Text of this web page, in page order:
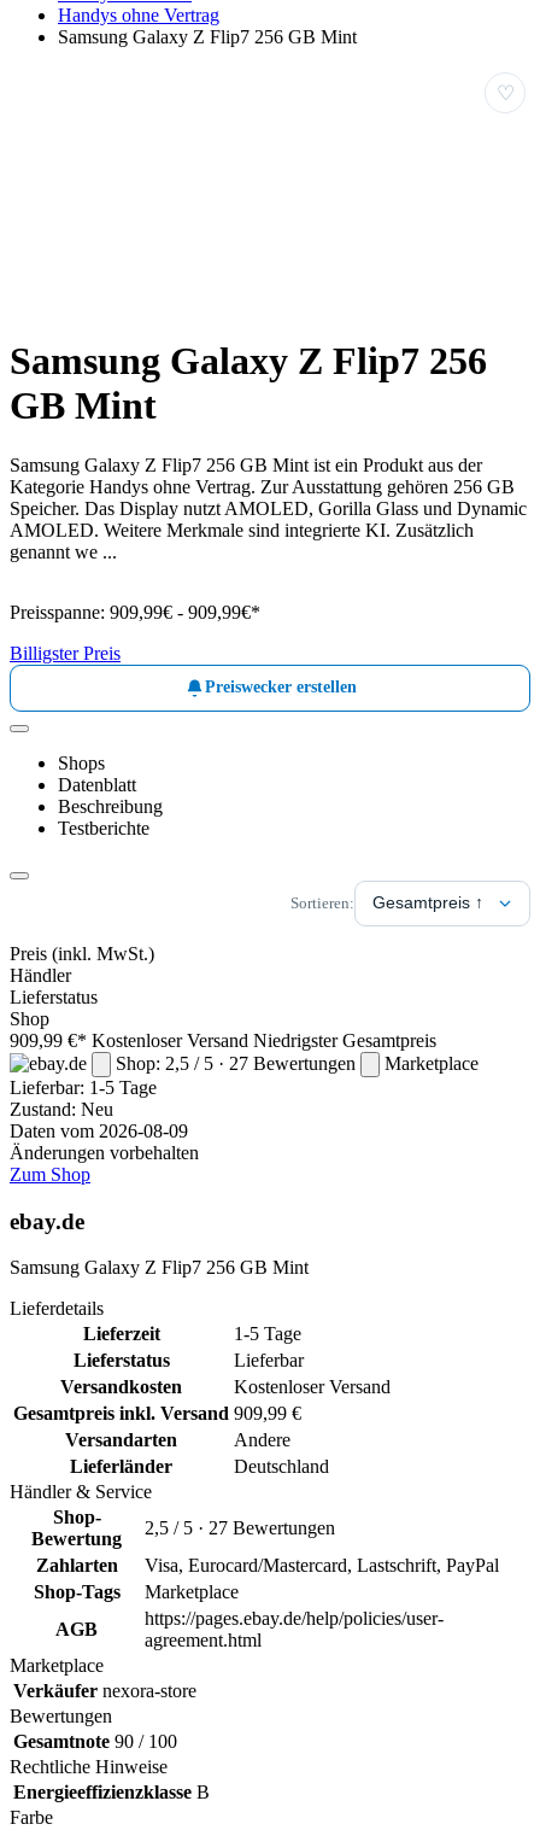
Handys ohne Vertrag
Samsung Galaxy Z Flip7 256 GB Mint
♡
Samsung Galaxy Z Flip7 256
GB Mint
Samsung Galaxy Z Flip7 256 GB Mint ist ein Produkt aus der
Kategorie Handys ohne Vertrag. Zur Ausstattung gehören 256 GB
Speicher. Das Display nutzt AMOLED, Gorilla Glass und Dynamic
AMOLED. Weitere Merkmale sind integrierte KI. Zusätzlich
genannt we ...
Preisspanne: 909,99€ - 909,99€*
Billigster Preis
Preiswecker erstellen
Shops
Datenblatt
Beschreibung
Testberichte
Sortieren:
Preis (inkl. MwSt.)
Händler
Lieferstatus
Shop
909,99 €* Kostenloser Versand Niedrigster Gesamtpreis
Shop: 2,5 / 5 · 27 Bewertungen
Marketplace
Lieferbar: 1-5 Tage
Zustand: Neu
Daten vom 2026-08-09
Änderungen vorbehalten
Zum Shop
ebay.de
Samsung Galaxy Z Flip7 256 GB Mint
Lieferdetails
Lieferzeit
1-5 Tage
Lieferstatus
Lieferbar
Versandkosten
Kostenloser Versand
Gesamtpreis inkl. Versand 909,99 €
Versandarten
Andere
Lieferländer
Deutschland
Händler & Service
Shop-
Bewertung
2,5 / 5 · 27 Bewertungen
Zahlarten
Visa, Eurocard/Mastercard, Lastschrift, PayPal
Shop-Tags
Marketplace
AGB
https://pages.ebay.de/help/policies/user-
agreement.html
Marketplace
Verkäufer nexora-store
Bewertungen
Gesamtnote 90 / 100
Rechtliche Hinweise
Energieeffizienzklasse B
Farbe